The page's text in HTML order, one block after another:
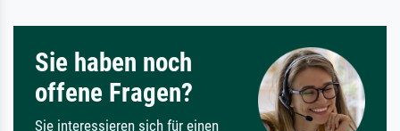
Sie haben noch
offene Fragen?
Sie interessieren sich für einen